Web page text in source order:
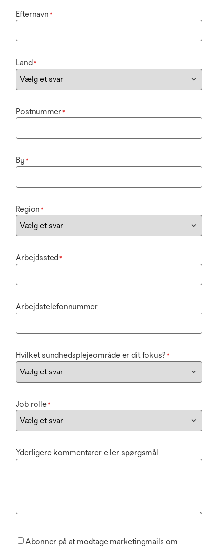
Efternavn *
Land*
Postnummer*
By *
Region *
Arbejdssted*
Arbejdstelefonnummer
Hvilket sundhedsplejeområde er dit fokus? *
Job rolle*
Yderligere kommentarer eller spørgsmål
Abonner på at modtage marketingmails om